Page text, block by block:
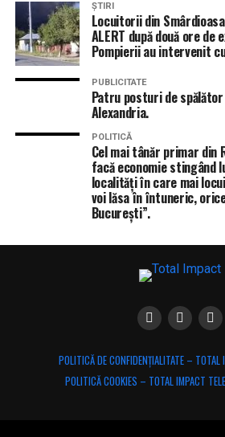
ȘTIRI
Locuitorii din
ALERT după două ore de
Pompierii au intervenit
PUBLICITATE
Patru posturi de
Alexandria.
POLITICĂ
Cel mai tânăr primar din
facă economie stingând
localități în care mai
voi lăsa în întuneric,
București”.
POLITICĂ DE CONFIDENȚIALITATE – TOTAL
POLITICĂ COOKIES – TOTAL IMPACT